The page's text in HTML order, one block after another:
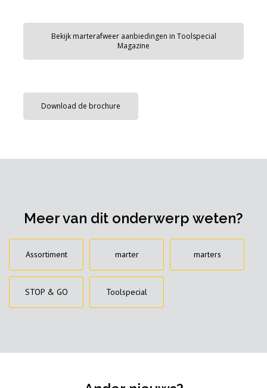
Bekijk marterafweer aanbiedingen in Toolspecial
Magazine
Download de brochure
Meer van dit onderwerp weten?
Assortiment marter marters
STOP & GO Toolspecial